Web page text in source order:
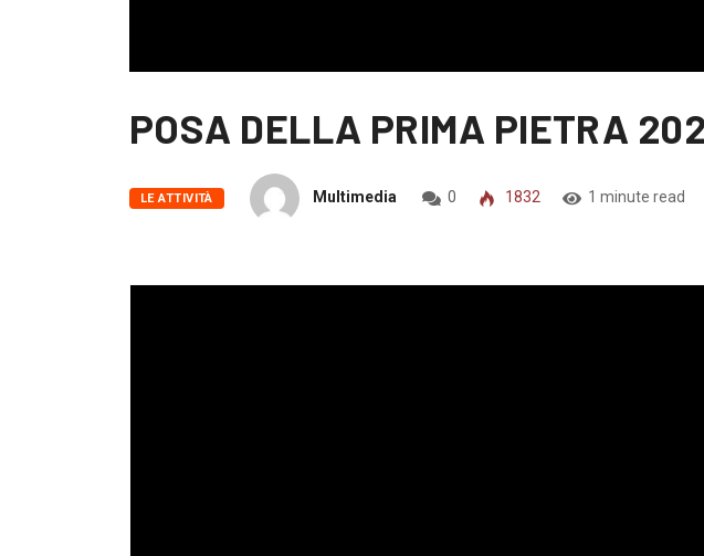
POSA DELLA PRIMA PIETRA
LE ATTIVITÀ Multimedia 0 1832 1 minute read